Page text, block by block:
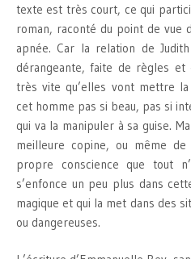
texte est très court, ce qui
roman, raconté du point de vue
apnée. Car la relation de
dérangeante, faite de règles et
très vite qu’elles vont mettre
cet homme pas si beau, pas si
qui va la manipuler à sa guise.
meilleure copine, ou même
propre conscience que tout
s’enfonce un peu plus dans
magique et qui la met dans des
ou dangereuses.